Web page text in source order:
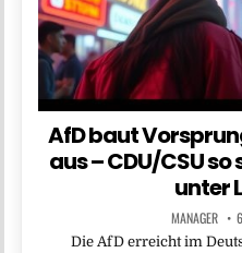
AfD baut
aus – CDU/CSU
unter
MANAGER
Die AfD erreicht im